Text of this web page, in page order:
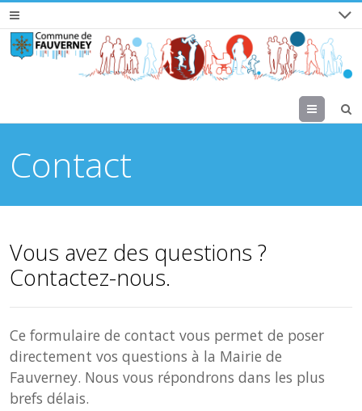
Menu
Contact
Vous avez des questions ?
Contactez-nous.
Ce formulaire de contact vous permet de poser
directement vos questions à la Mairie de
Fauverney. Nous vous répondrons dans les plus
brefs délais.